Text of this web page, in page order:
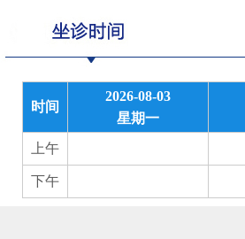
时间
2026-08-03
星期一
上午
下午